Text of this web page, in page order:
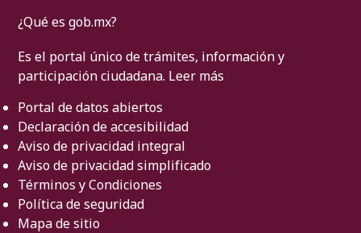
¿Qué es gob.mx?
Es el portal único de trámites, información y
participación ciudadana. Leer más
Portal de datos abiertos
Declaración de accesibilidad
Aviso de privacidad integral
Aviso de privacidad simplificado
Términos y Condiciones
Política de seguridad
Mapa de sitio